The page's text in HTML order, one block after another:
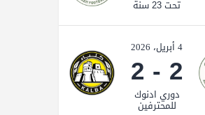
تحت 23 سنة
4 أبريل، 2026
2
-
2
دوري ادنوك
للمحترفين